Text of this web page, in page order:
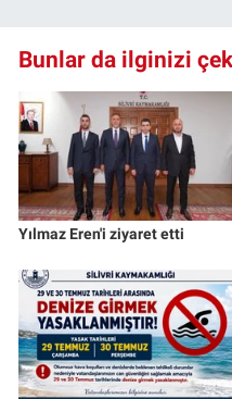
Bunlar da ilginizi
Yılmaz Eren'i ziyaret etti